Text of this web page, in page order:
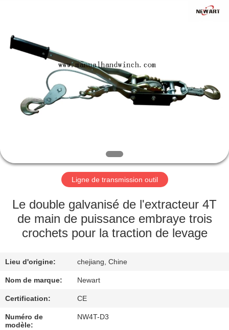
ACCUEIL
PRODUITS
DE
NOUS
VISITE
DE
L'USINE
CONTRÔLE
DE
LA
QUALITÉ
Rights
Reserved.
Ligne de transmission outil
Le double galvanisé de l'extracteur 4T
de main de puissance embraye trois
crochets pour la traction de levage
Lieu d'origine: chejiang, Chine
Nom de marque: Newart
Certification: CE
Numéro de
modèle:
NW4T-D3